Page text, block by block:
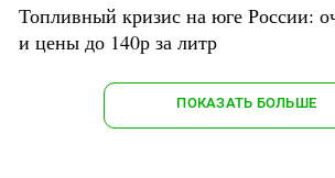
Топливный кризис на юге России:
и цены до 140р за литр
ПОКАЗАТЬ БОЛЬШЕ